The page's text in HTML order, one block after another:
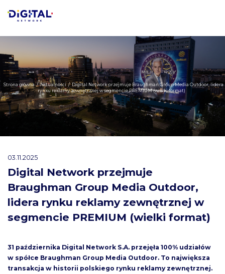
Strona główna / Aktualności / Digital Network przejmuje Braughman Group Media Outdoor, lidera
rynku reklamy zewnętrznej w segmencie PREMIUM (wielki format)
03.11.2025
Digital Network przejmuje
Braughman Group Media Outdoor,
lidera rynku reklamy zewnętrznej w
segmencie PREMIUM (wielki format)
31 października Digital Network S.A. przejęła 100% udziałów
w spółce Braughman Group Media Outdoor. To największa
transakcja w historii polskiego rynku reklamy zewnętrznej.